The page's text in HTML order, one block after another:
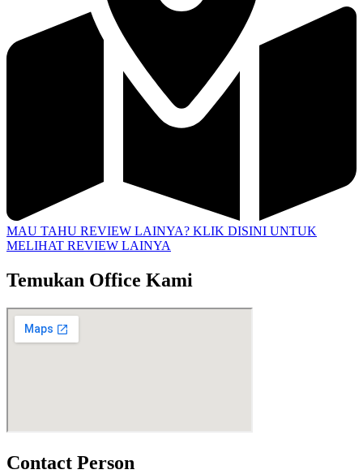
MAU TAHU REVIEW LAINYA? KLIK DISINI UNTUK
MELIHAT REVIEW LAINYA
Temukan Office Kami
Contact Person